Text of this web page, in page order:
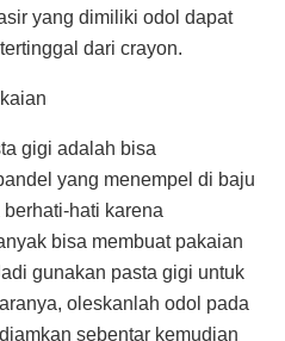
yang dimiliki odol dapat
dari crayon.
gigi adalah bisa
yang menempel di baju
hati karena
bisa membuat pakaian
gunakan pasta gigi untuk
oleskanlah odol pada
sebentar kemudian